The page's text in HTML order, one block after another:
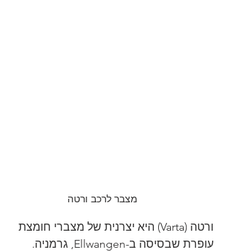
מצבר לרכב ורטה
ורטה (Varta) היא יצרנית של מצברי חומצת
עופרת שבסיסה ב-Ellwangen, גרמניה.